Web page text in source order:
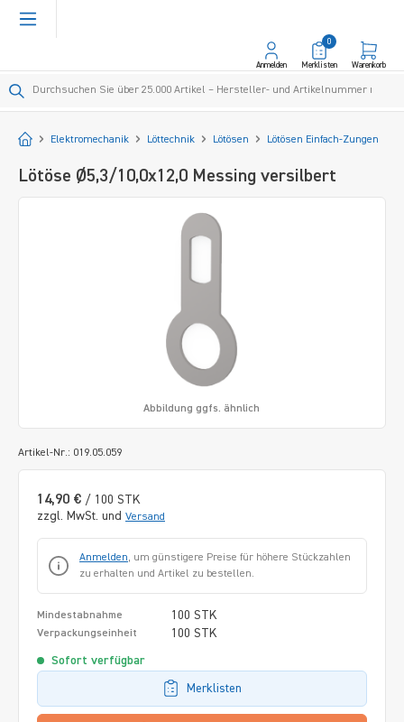
springen
Anmelden Merklisten
0
Warenkorb
Startseite
Elektromechanik Löttechnik Lötösen Lötösen Einfach-Zungen
Lötöse Ø5,3/10,0x12,0 Messing versilbert
Artikel-Nr.: 019.05.059
Abbildung ggfs. ähnlich
14,90 € / 100 STK
zzgl. MwSt. und Versand
Anmelden, um günstigere Preise für höhere Stückzahlen
zu erhalten und Artikel zu bestellen.
Mindestabnahme 100 STK
Verpackungseinheit 100 STK
Sofort verfügbar
Merklisten